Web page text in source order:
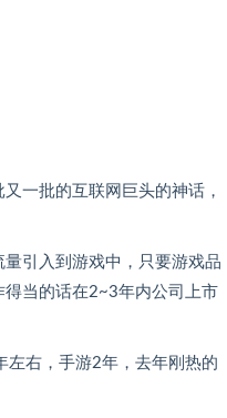
一批的互联网巨头的神话，
引入到游戏中，只要游戏品
当的话在2~3年内公司上市
左右，手游2年，去年刚热的